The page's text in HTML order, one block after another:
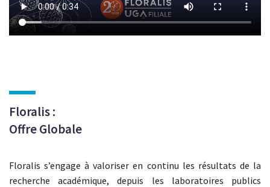
Floralis :
Offre Globale
Floralis s’engage à valoriser en continu les résultats de la
recherche académique, depuis les laboratoires publics